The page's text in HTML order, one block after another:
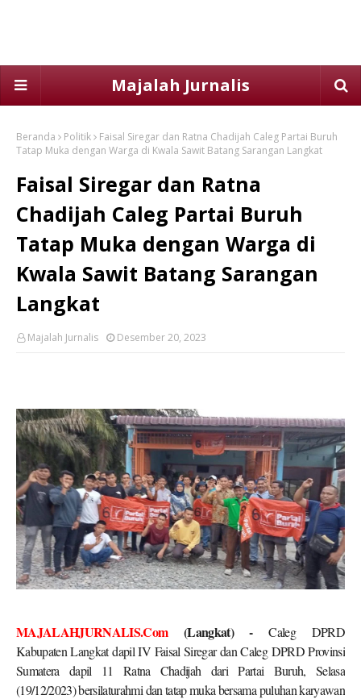
Majalah Jurnalis
Beranda Politik
Faisal Siregar dan Ratna Chadijah Caleg Partai Buruh
Tatap Muka dengan Warga di Kwala Sawit Batang Sarangan Langkat
Faisal Siregar dan Ratna
Chadijah Caleg Partai Buruh
Tatap Muka dengan Warga di
Kwala Sawit Batang Sarangan
Langkat
Majalah Jurnalis Desember 20, 2023
MAJALAHJURNALIS.Com(Langkat) -
Caleg DPRD
Kabupaten Langkat dapil IV Faisal Siregar dan Caleg DPRD Provinsi
Sumatera dapil 11 Ratna Chadijah dari Partai Buruh, Selasa
(19/12/2023) bersilaturahmi dan tatap muka bersama puluhan karyawan